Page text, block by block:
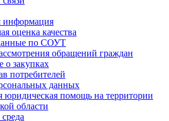
информация
оценка качества
по СОУТ
обращений граждан
о закупках
потребителей
данных
юридическая помощь на территории
области